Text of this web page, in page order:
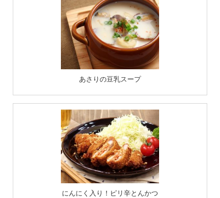
あさりの豆乳スープ
にんにく入り！ピリ辛とんかつ